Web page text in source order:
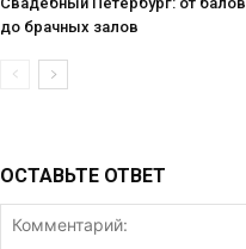
до брачных залов
ОСТАВЬТЕ ОТВЕТ